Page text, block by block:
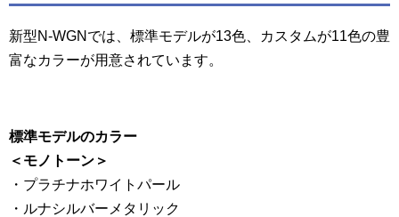
新型N-WGNでは、標準モデルが13色、カスタムが11色の豊
富なカラーが用意されています。
標準モデルのカラー
＜モノトーン＞
・プラチナホワイトパール
・ルナシルバーメタリック